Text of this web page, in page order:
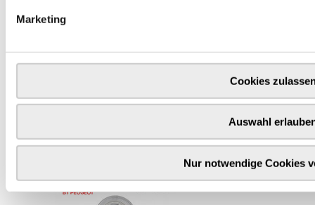
Marketing
Cookies
Auswahl
Nur notwendige Cookies